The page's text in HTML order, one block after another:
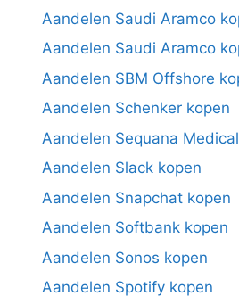
Aandelen Saudi Aramco
Aandelen Saudi Aramco
Aandelen SBM Offshore
Aandelen Schenker kopen
Aandelen Sequana
Aandelen Slack kopen
Aandelen Snapchat kopen
Aandelen Softbank kopen
Aandelen Sonos kopen
Aandelen Spotify kopen